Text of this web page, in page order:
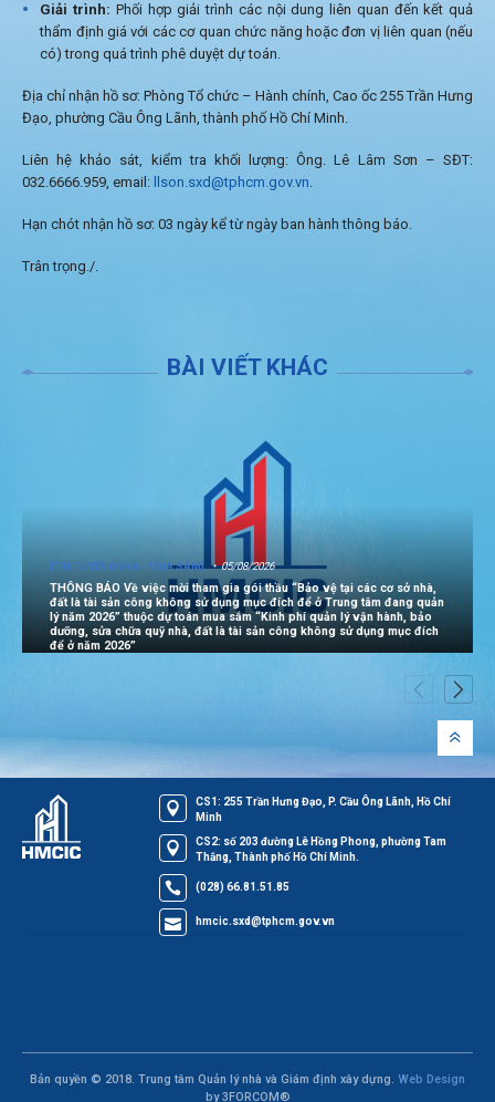
Giải trình: Phối hợp giải trình các nội dung liên quan đến kết quả
thẩm định giá với các cơ quan chức năng hoặc đơn vị liên quan (nếu
có) trong quá trình phê duyệt dự toán.
Địa chỉ nhận hồ sơ: Phòng Tổ chức – Hành chính, Cao ốc 255 Trần Hưng
Đạo, phường Cầu Ông Lãnh, thành phố Hồ Chí Minh.
Liên hệ khảo sát, kiểm tra khối lượng: Ông. Lê Lâm Sơn – SĐT:
032.6666.959, email:
llson.sxd@tphcm.gov.vn
Hạn chót nhận hồ sơ: 03 ngày kể từ ngày ban hành thông báo.
Trân trọng./.
BÀI VIẾT KHÁC
[TIN TUYỂN DỤNG - MUA SẮM] 05/08/2026
THÔNG BÁO Về việc mời tham gia gói thầu “Bảo vệ tại các cơ sở nhà,
đất là tài sản công không sử dụng mục đích để ở Trung tâm đang quản
lý năm 2026” thuộc dự toán mua sắm “Kinh phí quản lý vận hành, bảo
dưỡng, sửa chữa quỹ nhà, đất là tài sản công không sử dụng mục đích
để ở năm 2026”
CS1: 255 Trần Hưng Đạo, P. Cầu Ông Lãnh, Hồ Chí
Minh
CS2: số 203 đường Lê Hồng Phong, phường Tam
Thắng, Thành phố Hồ Chí Minh.
(028) 66.81.51.85
hmcic.sxd@tphcm.gov.vn
Bản quyền © 2018. Trung tâm Quản lý nhà và Giám định xây dựng. Web Design
by 3FORCOM®